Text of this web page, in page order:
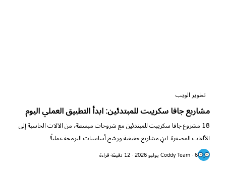
تطوير الويب
مشاريع جافا سكريبت للمبتدئين: ابدأ التطبيق العملي اليوم
18 مشروع جافا سكريبت للمبتدئين مع شروحات مبسطة، من الآلات الحاسبة إلى
الألعاب المصغرة. ابنِ مشاريع حقيقية ورسّخ أساسيات البرمجة عملياً!
Coddy Team · 6 يوليو 2026 · 12 دقيقة قراءة